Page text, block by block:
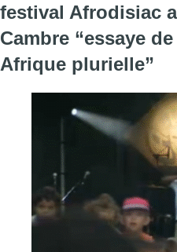
festival Afrodisiac
Cambre “essaye
Afrique plurielle”